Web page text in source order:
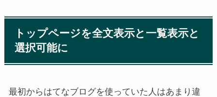
トップページを全文表示と一覧表示と
選択可能に
最初からはてなブログを使っていた人はあまり違